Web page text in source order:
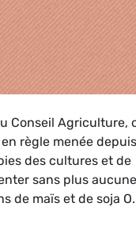
Conseil Agriculture,
règle menée
des cultures et de
sans plus aucune
de maïs et de soja